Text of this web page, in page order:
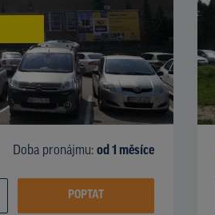
Doba pronájmu: od 1 měsíce
POPTAT